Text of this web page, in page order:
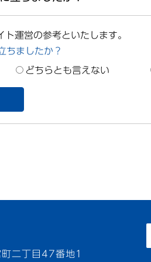
運営の参考といたします。
ちましたか？
どちらとも言えない
二丁目47番地1